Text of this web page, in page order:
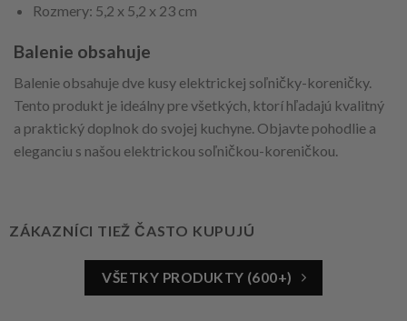
Rozmery: 5,2 x 5,2 x 23 cm
Balenie obsahuje
Balenie obsahuje dve kusy elektrickej soľničky-koreničky.
Tento produkt je ideálny pre všetkých, ktorí hľadajú kvalitný
a praktický doplnok do svojej kuchyne. Objavte pohodlie a
eleganciu s našou elektrickou soľničkou-koreničkou.
ZÁKAZNÍCI TIEŽ ČASTO KUPUJÚ
VŠETKY PRODUKTY (600+)